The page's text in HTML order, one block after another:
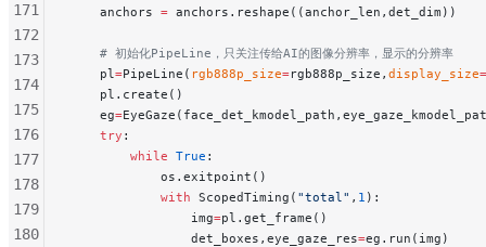
    anchors
= anchors.reshape((anchor_len,det_dim))
    # 初始化PipeLine，只关注传给AI的图像分辨率，显示的分辨率
    pl
=PipeLine( rgb888p_size=rgb888p_size, display_size=
    pl.create()
    eg
=
    try
:
        while
True :
            os.exitpoint()
            with
ScopedTiming( "total" , 1 ):
                img
=
                det_boxes,eye_gaze_res
=
171
172
173
174
175
176
177
178
179
180